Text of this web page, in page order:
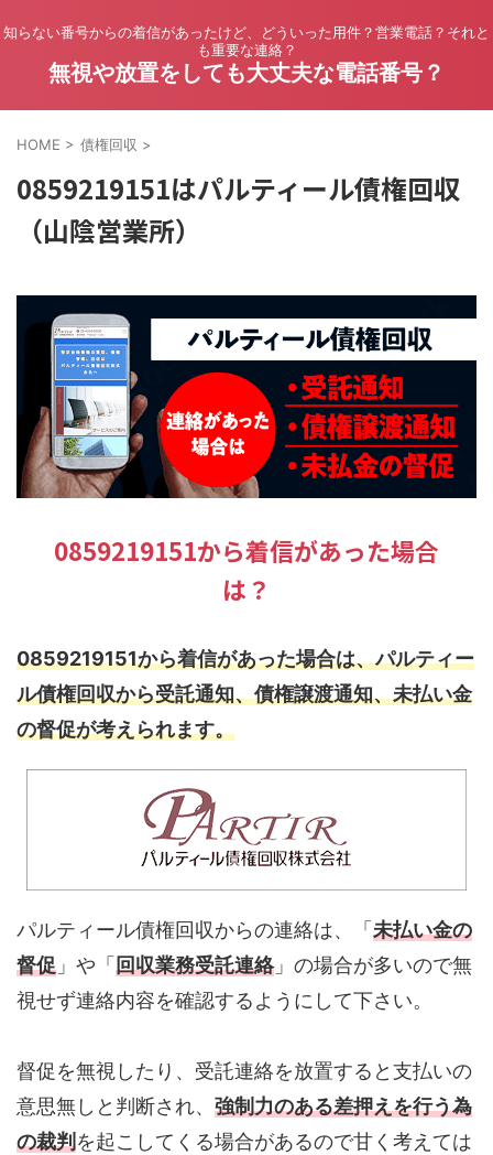
知らない番号からの着信があったけど、どういった用件？営業電話？それと
も重要な連絡？
無視や放置をしても大丈夫な電話番号？
HOME > 債権回収 >
0859219151はパルティール債権回収
（山陰営業所）
0859219151から着信があった場合
は？
0859219151から着信があった場合は、パルティー
ル債権回収から受託通知、債権譲渡通知、未払い金
の督促が考えられます。
パルティール債権回収からの連絡は、「 未払い金の
督促 」や「 回収業務受託連絡」の場合が多いので無
視せず連絡内容を確認するようにして下さい。
督促を無視したり、受託連絡を放置すると支払いの
意思無しと判断され、 強制力のある差押えを行う為
の裁判を起こしてくる場合があるので甘く考えては